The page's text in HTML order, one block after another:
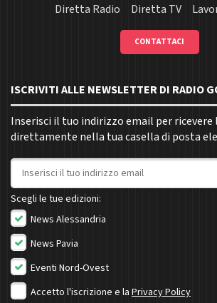
Diretta Radio
Diretta TV
CONTATTACI
ISCRIVITI ALLE NEWSLETTER DI RADIO
Inserisci il tuo indirizzo email per ricevere
direttamente nella tua casella di posta
Indirizzo email
Scegli le tue edizioni:
News Alessandria
News Pavia
Eventi Nord-Ovest
Accetto l'iscrizione e la Privacy Policy